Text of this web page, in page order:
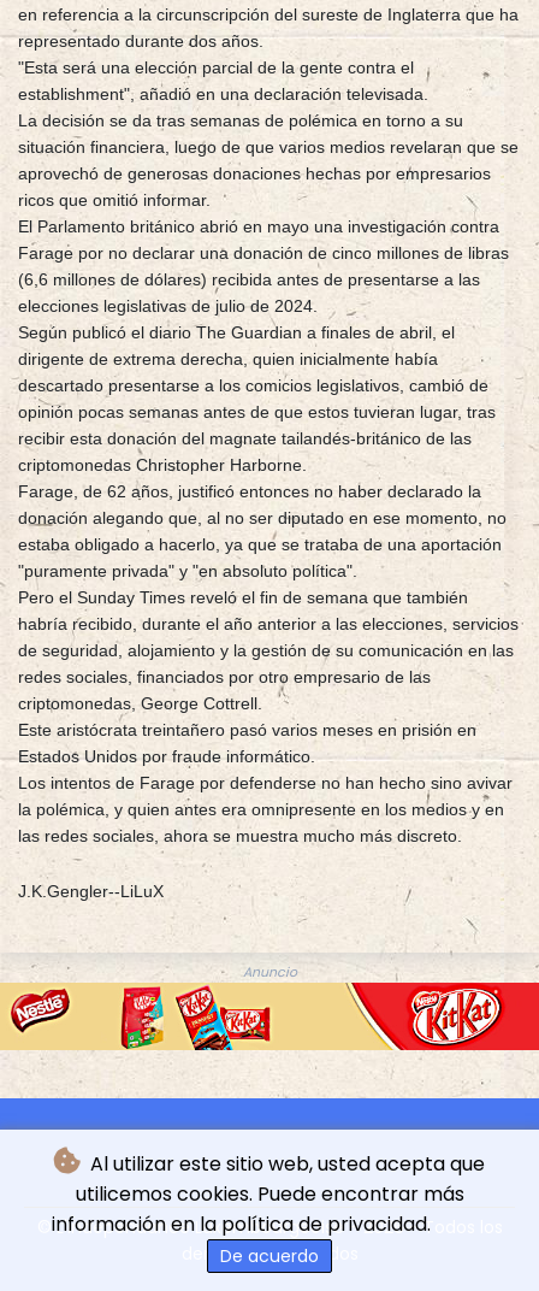
Al utilizar este sitio web, usted acepta que
utilicemos cookies. Puede encontrar más
información en la política de privacidad.
De acuerdo
en referencia a la circunscripción del sureste de Inglaterra que ha
representado durante dos años.
"Esta será una elección parcial de la gente contra el
establishment", añadió en una declaración televisada.
La decisión se da tras semanas de polémica en torno a su
situación financiera, luego de que varios medios revelaran que se
aprovechó de generosas donaciones hechas por empresarios
ricos que omitió informar.
El Parlamento británico abrió en mayo una investigación contra
Farage por no declarar una donación de cinco millones de libras
(6,6 millones de dólares) recibida antes de presentarse a las
elecciones legislativas de julio de 2024.
Según publicó el diario The Guardian a finales de abril, el
dirigente de extrema derecha, quien inicialmente había
descartado presentarse a los comicios legislativos, cambió de
opinión pocas semanas antes de que estos tuvieran lugar, tras
recibir esta donación del magnate tailandés-británico de las
criptomonedas Christopher Harborne.
Farage, de 62 años, justificó entonces no haber declarado la
donación alegando que, al no ser diputado en ese momento, no
estaba obligado a hacerlo, ya que se trataba de una aportación
"puramente privada" y "en absoluto política".
Pero el Sunday Times reveló el fin de semana que también
habría recibido, durante el año anterior a las elecciones, servicios
de seguridad, alojamiento y la gestión de su comunicación en las
redes sociales, financiados por otro empresario de las
criptomonedas, George Cottrell.
Este aristócrata treintañero pasó varios meses en prisión en
Estados Unidos por fraude informático.
Los intentos de Farage por defenderse no han hecho sino avivar
la polémica, y quien antes era omnipresente en los medios y en
las redes sociales, ahora se muestra mucho más discreto.
J.K.Gengler--LiLuX
Anuncio
© L'indépendance Luxembourgeoise - 2026 - Todos los
derechos reservados